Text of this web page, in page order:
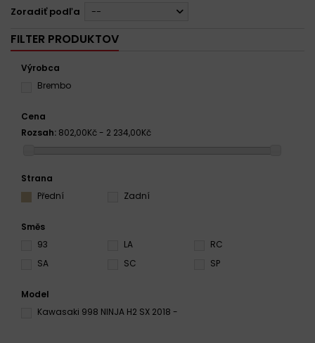
Zoradiť podľa --
FILTER PRODUKTOV
Výrobca
Brembo
Cena
Rozsah: 802,00Kč - 2 234,00Kč
Strana
Přední
Zadní
Směs
93
LA
RC
SA
SC SP
Model
Kawasaki 998 NINJA H2 SX 2018 -